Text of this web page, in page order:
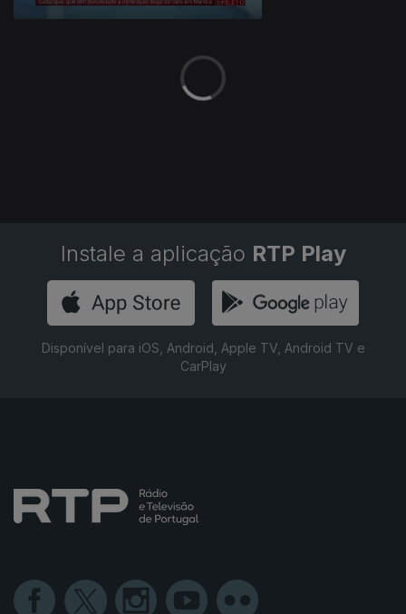
Instale a aplicação RTP Play
Disponível para iOS, Android, Apple TV, Android TV e
CarPlay